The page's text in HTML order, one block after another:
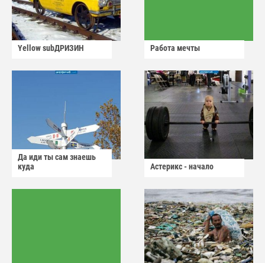
Yellow subДРИЗИН Работа мечты
Да иди ты сам знаешь
куда
Астерикс - начало